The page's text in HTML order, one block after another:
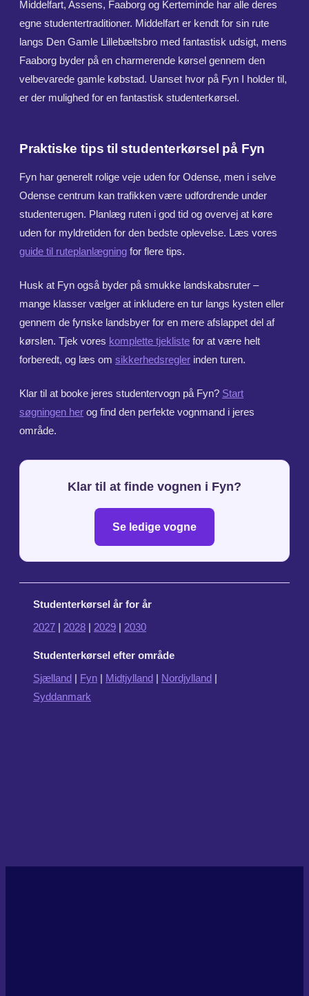
Middelfart, Assens, Faaborg og Kerteminde har alle deres
egne studentertraditioner. Middelfart er kendt for sin rute
langs Den Gamle Lillebæltsbro med fantastisk udsigt, mens
Faaborg byder på en charmerende kørsel gennem den
velbevarede gamle købstad. Uanset hvor på Fyn I holder til,
er der mulighed for en fantastisk studenterkørsel.
Praktiske tips til studenterkørsel på Fyn
Fyn har generelt rolige veje uden for Odense, men i selve
Odense centrum kan trafikken være udfordrende under
studenterugen. Planlæg ruten i god tid og overvej at køre
uden for myldretiden for den bedste oplevelse. Læs vores
guide til ruteplanlægning for flere tips.
Husk at Fyn også byder på smukke landskabsruter –
mange klasser vælger at inkludere en tur langs kysten eller
gennem de fynske landsbyer for en mere afslappet del af
kørslen. Tjek vores komplette tjekliste for at være helt
forberedt, og læs om sikkerhedsregler inden turen.
Klar til at booke jeres studentervogn på Fyn? Start
søgningen her og find den perfekte vognmand i jeres
område.
Klar til at finde vognen i Fyn?
Se ledige vogne
Studenterkørsel år for år
2027 2028 2029 2030
Studenterkørsel efter område
Sjælland Fyn Midtjylland Nordjylland
Syddanmark